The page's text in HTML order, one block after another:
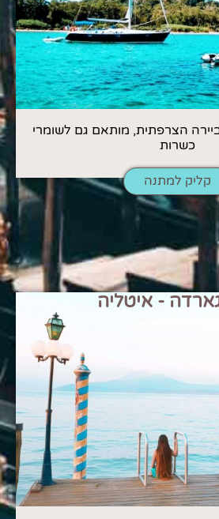
הצרפתית, מותאם גם לשומרי
כשרות
קליק למתנה
- איטליה